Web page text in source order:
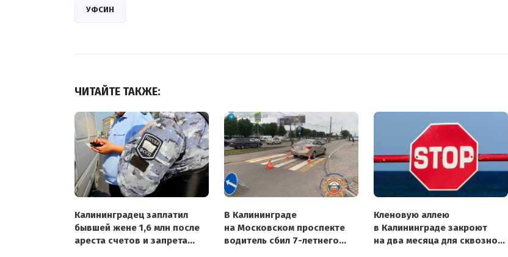
УФСИН
ЧИТАЙТЕ ТАКЖЕ:
Калининградец заплатил
бывшей жене 1,6 млн после
ареста счетов и запрета
В Калининграде
на Московском проспекте
водитель сбил 7-летнего
Кленовую аллею
в Калининграде закроют
на два месяца для сквозного